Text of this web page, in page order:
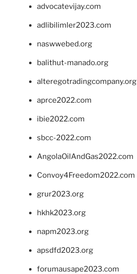
advocatevijay.com
adlibilimler2023.com
naswwebed.org
balithut-manado.org
alteregotradingcompany.org
aprce2022.com
ibie2022.com
sbcc-2022.com
AngolaOilAndGas2022.com
Convoy4Freedom2022.com
grur2023.org
hkhk2023.org
napm2023.org
apsdfd2023.org
forumausape2023.com